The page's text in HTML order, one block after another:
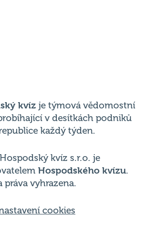
kvíz
v desítkách podniků
kvíz s.r.o. je
Hospodského kvízu
cookies